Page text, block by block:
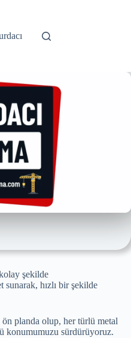
şekilde
sunarak, hızlı bir şekilde
planda olup, her türlü metal
konumumuzu sürdürüyoruz.